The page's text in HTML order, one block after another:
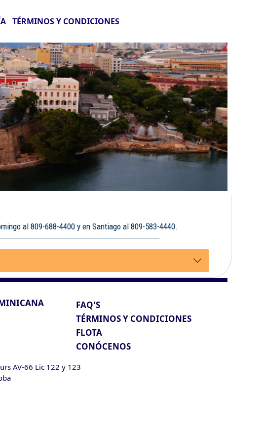
TÉRMINOS Y CONDICIONES
al 809-688-4400 y en Santiago al 809-583-4440.
FAQ'S
TÉRMINOS Y CONDICIONES
FLOTA
CONÓCENOS
AV-66 Lic 122 y 123